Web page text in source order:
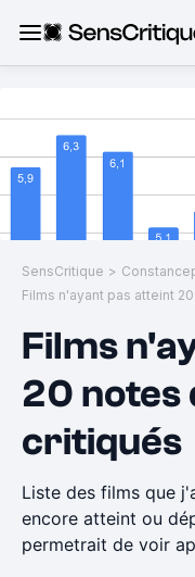
SensCritique >
Films
20 notes
critiqués
Liste des films que
encore atteint ou dépassé les 20 notes, ce qui
permetrait de voir